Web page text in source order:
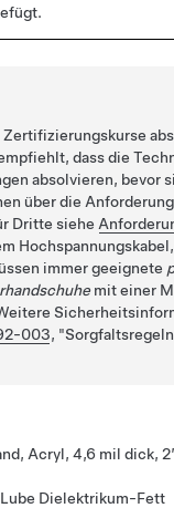
dass die
absolvieren, bevor
über die
Dritte siehe
immer geeignete
mit einer
003,
Acryl, 4,6 mil dick,
Dielektrikum-Fett